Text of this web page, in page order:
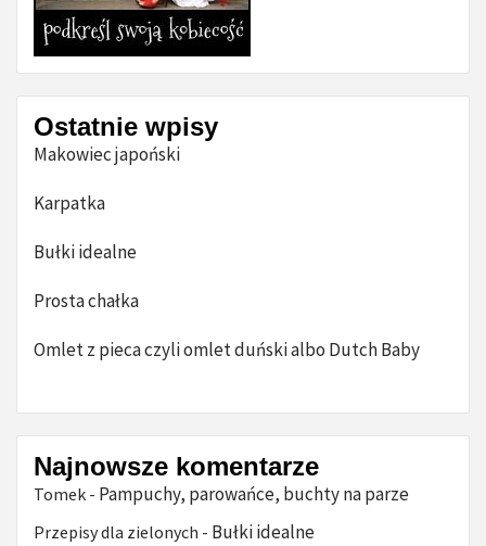
Ostatnie wpisy
Makowiec japoński
Karpatka
Bułki idealne
Prosta chałka
Omlet z pieca czyli omlet duński albo Dutch Baby
Najnowsze komentarze
Tomek - Pampuchy, parowańce, buchty na parze
Przepisy dla zielonych - Bułki idealne